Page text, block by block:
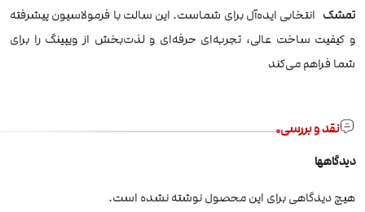
تمشک انتخابی ایده‌آل برای شماست. این سالت با فرمولاسیون پیشرفته
و کیفیت ساخت عالی، تجربه‌ای حرفه‌ای و لذت‌بخش از ویپینگ را برای
شما فراهم می‌کند
نقد و بررسی
دیدگاهها
هیچ دیدگاهی برای این محصول نوشته نشده است.